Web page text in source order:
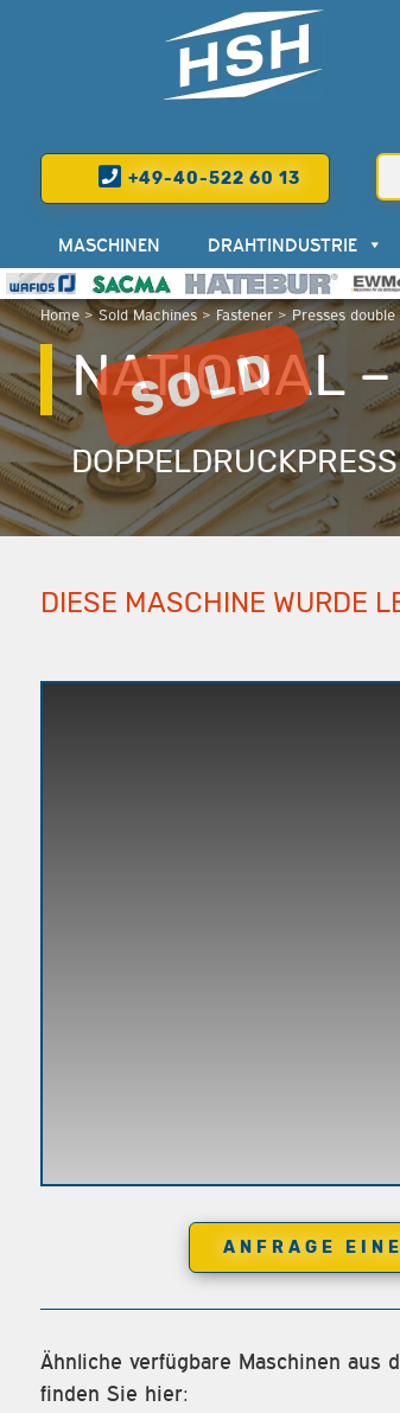
+49-40-522 60 13
Home>Sold Machines> Fastener>Presses double
MASCHINEN DRAHTINDUSTRIE
NATIONAL
DIESE MASCHINE WURDE
ANFRAGE
Ähnliche verfügbare Maschinen aus
finden Sie hier: